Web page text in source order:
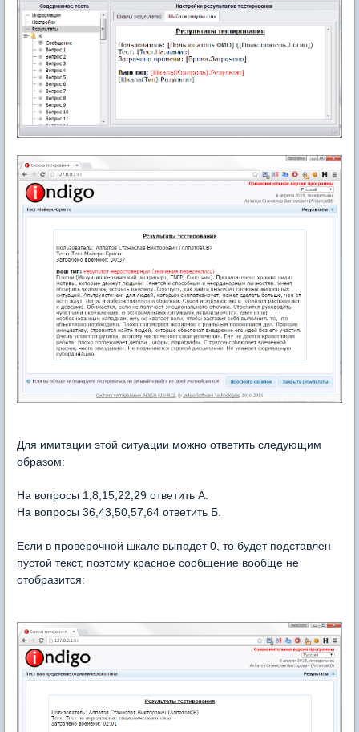
Для имитации этой ситуации можно ответить следующим
образом:
На вопросы 1,8,15,22,29 ответить А.
На вопросы 36,43,50,57,64 ответить Б.
Если в проверочной шкале выпадет 0, то будет подставлен
пустой текст, поэтому красное сообщение вообще не
отобразится: